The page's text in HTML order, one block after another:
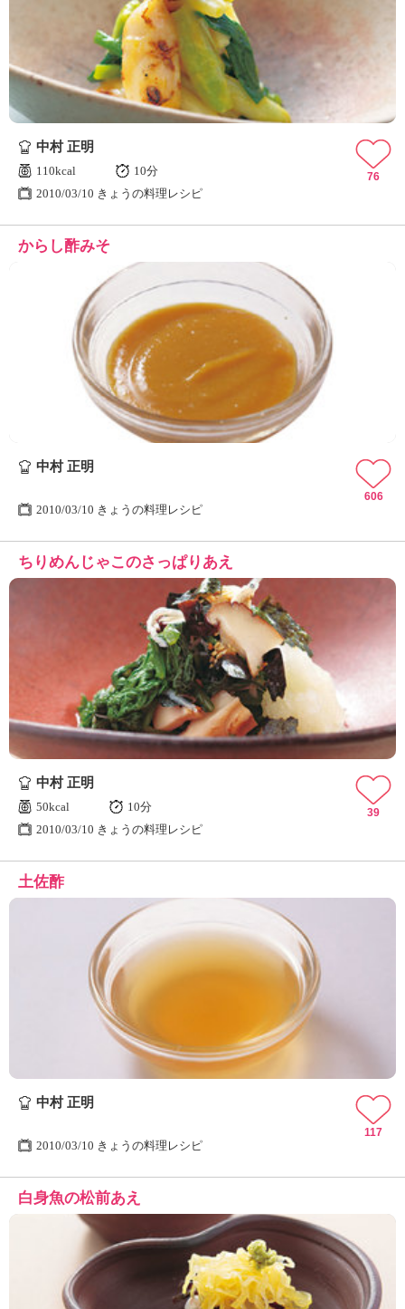
中村 正明
110kcal
10分
2010/03/10 きょうの料理レシピ
76
からし酢みそ
中村 正明
2010/03/10 きょうの料理レシピ
606
ちりめんじゃこのさっぱりあえ
中村 正明
50kcal
10分
2010/03/10 きょうの料理レシピ
39
土佐酢
中村 正明
2010/03/10 きょうの料理レシピ
117
白身魚の松前あえ